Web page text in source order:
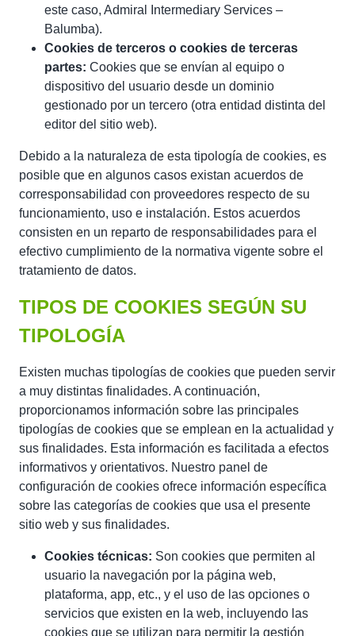
este caso, Admiral Intermediary Services –
Balumba).
Cookies de terceros o cookies de terceras
partes: Cookies que se envían al equipo o
dispositivo del usuario desde un dominio
gestionado por un tercero (otra entidad distinta del
editor del sitio web).
Debido a la naturaleza de esta tipología de cookies, es
posible que en algunos casos existan acuerdos de
corresponsabilidad con proveedores respecto de su
funcionamiento, uso e instalación. Estos acuerdos
consisten en un reparto de responsabilidades para el
efectivo cumplimiento de la normativa vigente sobre el
tratamiento de datos.
TIPOS DE COOKIES SEGÚN SU
TIPOLOGÍA
Existen muchas tipologías de cookies que pueden servir
a muy distintas finalidades. A continuación,
proporcionamos información sobre las principales
tipologías de cookies que se emplean en la actualidad y
sus finalidades. Esta información es facilitada a efectos
informativos y orientativos. Nuestro panel de
configuración de cookies ofrece información específica
sobre las categorías de cookies que usa el presente
sitio web y sus finalidades.
Cookies técnicas: Son cookies que permiten al
usuario la navegación por la página web,
plataforma, app, etc., y el uso de las opciones o
servicios que existen en la web, incluyendo las
cookies que se utilizan para permitir la gestión